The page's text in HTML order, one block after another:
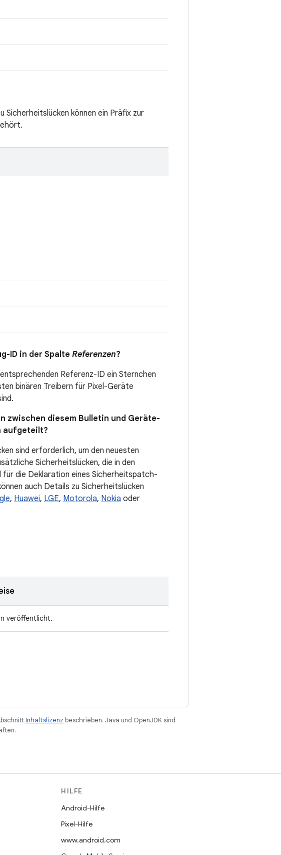
Sicherheitslücken können ein Präfix zur
ID in der Spalte Referenzen?
Referenz-ID ein Sternchen
binären Treibern für Pixel-Geräte
zwischen diesem Bulletin und Geräte-
aufgeteilt?
sind erforderlich, um den neuesten
Sicherheitslücken, die in den
die Deklaration eines Sicherheitspatch-
auch Details zu Sicherheitslücken
, Huawei, LGE, Motorola, Nokia oder
veröffentlicht.
Inhaltslizenz beschrieben. Java und OpenJDK sind
HILFE
Android-Hilfe
Pixel-Hilfe
www.android.com